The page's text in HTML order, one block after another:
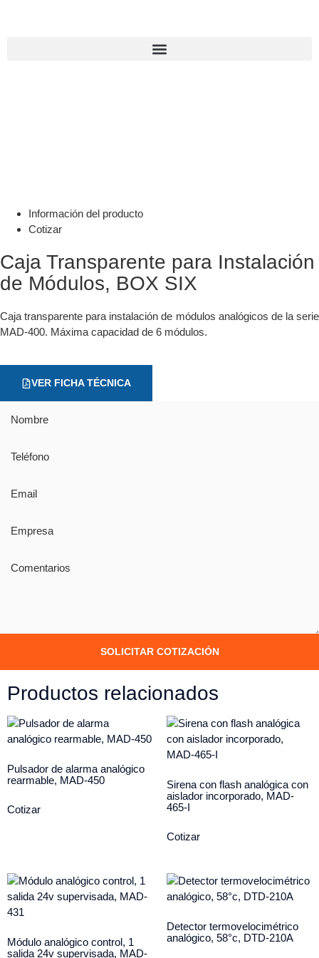
Información del producto
Cotizar
Caja Transparente para Instalación
de Módulos, BOX SIX
Caja transparente para instalación de módulos analógicos de la serie
MAD-400. Máxima capacidad de 6 módulos.
VER FICHA TÉCNICA
SOLICITAR COTIZACIÓN
Productos relacionados
Pulsador de alarma analógico
rearmable, MAD-450
Cotizar
Sirena con flash analógica con
aislador incorporado, MAD-
465-I
Cotizar
Módulo analógico control, 1
salida 24v supervisada, MAD-
Detector termovelocimétrico
analógico, 58°c, DTD-210A